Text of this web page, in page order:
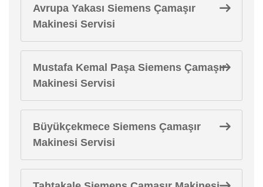
Avrupa Yakası Siemens Çamaşır
Makinesi Servisi
Mustafa Kemal Paşa Siemens Çamaşır
Makinesi Servisi
Büyükçekmece Siemens Çamaşır
Makinesi Servisi